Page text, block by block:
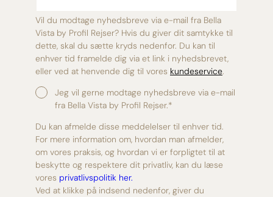
Vil du modtage nyhedsbreve via e-mail fra Bella
Vista by Profil Rejser? Hvis du giver dit samtykke til
dette, skal du sætte kryds nedenfor. Du kan til
enhver tid framelde dig via et link i nyhedsbrevet,
eller ved at henvende dig til vores kundeservice.
Jeg vil gerne modtage nyhedsbreve via e-mail
fra Bella Vista by Profil Rejser.*
Du kan afmelde disse meddelelser til enhver tid.
For mere information om, hvordan man afmelder,
om vores praksis, og hvordan vi er forpligtet til at
beskytte og respektere dit privatliv, kan du læse
vores privatlivspolitik her.
Ved at klikke på indsend nedenfor, giver du